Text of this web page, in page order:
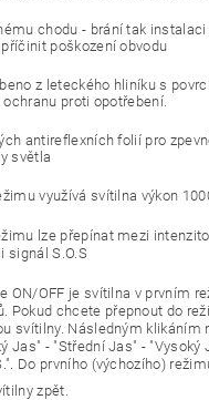
chodu - brání tak
poškození obvodu
z leteckého hliníku s
proti opotřebení.
antireflexních folií pro
světla
využívá svítilna výkon
lze přepínat mezi
signál S.O.S
ON/OFF je svítilna v prvním
Pokud chcete přepnout do
svítilny. Následným klikáním
Jas" - "Střední Jas" - "Vysoký
Do prvního (výchozího)
zpět.